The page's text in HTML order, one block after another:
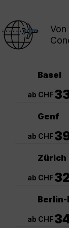
Von
Basel
ab CHF
Genf
ab CHF
Zürich
ab CHF
ab CHF